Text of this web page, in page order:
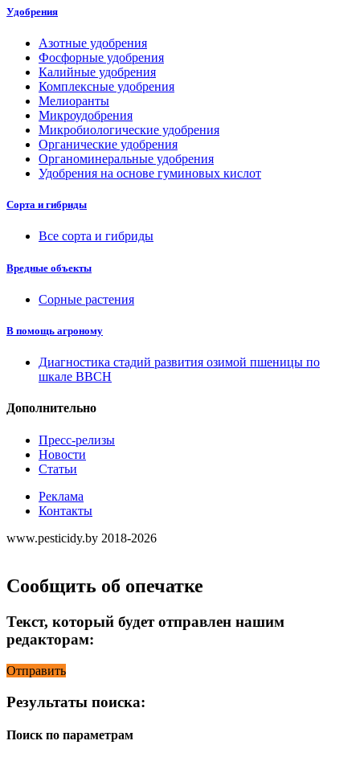
Удобрения
Азотные удобрения
Фосфорные удобрения
Калийные удобрения
Комплексные удобрения
Мелиоранты
Микроудобрения
Микробиологические удобрения
Органические удобрения
Органоминеральные удобрения
Удобрения на основе гуминовых кислот
Сорта и гибриды
Все сорта и гибриды
Вредные объекты
Сорные растения
В помощь агроному
Диагностика стадий развития озимой пшеницы по
шкале ВВСН
Дополнительно
Пресс-релизы
Новости
Статьи
Реклама
Контакты
www.pesticidy.by 2018-2026
Сообщить об опечатке
Текст, который будет отправлен нашим
редакторам:
Отправить
Результаты поиска:
Поиск по параметрам